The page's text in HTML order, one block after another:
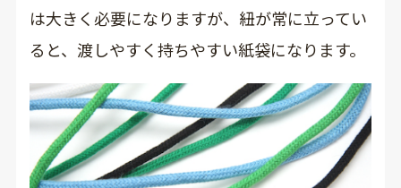
は大きく必要になりますが、紐が常に立ってい
ると、渡しやすく持ちやすい紙袋になります。